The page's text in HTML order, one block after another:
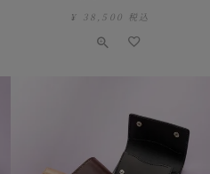
¥ 38,500 税込